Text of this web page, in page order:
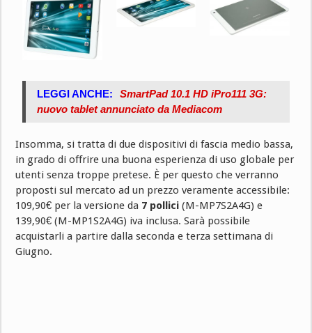
LEGGI ANCHE:
SmartPad 10.1 HD iPro111 3G:
nuovo tablet annunciato da Mediacom
Insomma, si tratta di due dispositivi di fascia medio bassa,
in grado di offrire una buona esperienza di uso globale per
utenti senza troppe pretese. È per questo che verranno
proposti sul mercato ad un prezzo veramente accessibile:
109,90€ per la versione da 7 pollici (M-MP7S2A4G) e
139,90€ (M-MP1S2A4G) iva inclusa. Sarà possibile
acquistarli a partire dalla seconda e terza settimana di
Giugno.